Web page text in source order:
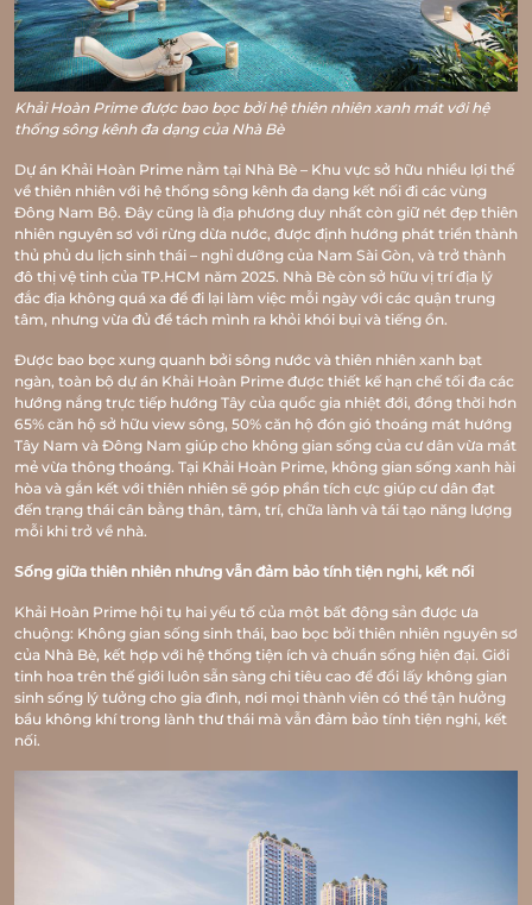
Khải Hoàn Prime được bao bọc bởi hệ thiên nhiên xanh mát với hệ
thống sông kênh đa dạng của Nhà Bè
Dự án Khải Hoàn Prime nằm tại Nhà Bè – Khu vực sở hữu nhiều lợi thế
về thiên nhiên với hệ thống sông kênh đa dạng kết nối đi các vùng
Đông Nam Bộ. Đây cũng là địa phương duy nhất còn giữ nét đẹp thiên
nhiên nguyên sơ với rừng dừa nước, được định hướng phát triển thành
thủ phủ du lịch sinh thái – nghỉ dưỡng của Nam Sài Gòn, và trở thành
đô thị vệ tinh của TP.HCM năm 2025. Nhà Bè còn sở hữu vị trí địa lý
đắc địa không quá xa để đi lại làm việc mỗi ngày với các quận trung
tâm, nhưng vừa đủ để tách mình ra khỏi khói bụi và tiếng ồn.
Được bao bọc xung quanh bởi sông nước và thiên nhiên xanh bạt
ngàn, toàn bộ dự án Khải Hoàn Prime được thiết kế hạn chế tối đa các
hướng nắng trực tiếp hướng Tây của quốc gia nhiệt đới, đồng thời hơn
65% căn hộ sở hữu view sông, 50% căn hộ đón gió thoáng mát hướng
Tây Nam và Đông Nam giúp cho không gian sống của cư dân vừa mát
mẻ vừa thông thoáng. Tại Khải Hoàn Prime, không gian sống xanh hài
hòa và gắn kết với thiên nhiên sẽ góp phần tích cực giúp cư dân đạt
đến trạng thái cân bằng thân, tâm, trí, chữa lành và tái tạo năng lượng
mỗi khi trở về nhà.
Sống giữa thiên nhiên nhưng vẫn đảm bảo tính tiện nghi, kết nối
Khải Hoàn Prime hội tụ hai yếu tố của một bất động sản được ưa
chuộng: Không gian sống sinh thái, bao bọc bởi thiên nhiên nguyên sơ
của Nhà Bè, kết hợp với hệ thống tiện ích và chuẩn sống hiện đại. Giới
tinh hoa trên thế giới luôn sẵn sàng chi tiêu cao để đổi lấy không gian
sinh sống lý tưởng cho gia đình, nơi mọi thành viên có thể tận hưởng
bầu không khí trong lành thư thái mà vẫn đảm bảo tính tiện nghi, kết
nối.